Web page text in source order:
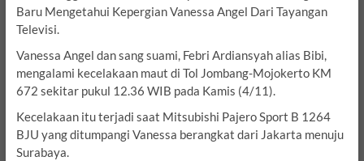
Baru Mengetahui Kepergian Vanessa Angel Dari Tayangan
Televisi.
Vanessa Angel dan sang suami, Febri Ardiansyah alias Bibi,
mengalami kecelakaan maut di Tol Jombang-Mojokerto KM
672 sekitar pukul 12.36 WIB pada Kamis (4/11).
Kecelakaan itu terjadi saat Mitsubishi Pajero Sport B 1264
BJU yang ditumpangi Vanessa berangkat dari Jakarta menuju
Surabaya.